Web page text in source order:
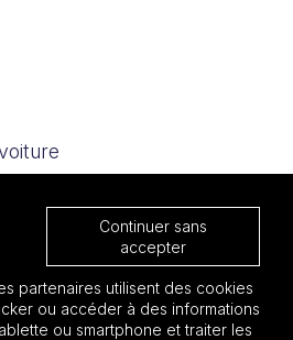
Continuer sans
accepter
partenaires utilisent des cookies
ou accéder à des informations
ou smartphone et traiter les